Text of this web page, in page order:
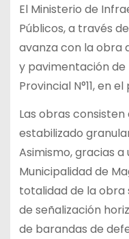
El Ministerio de
Públicos, a través
avanza con la obra
y pavimentación de
Provincial N°11, en
Las obras
estabilizado
Asimismo, gracias
Municipalidad de
totalidad de la
de señalización
de barandas de